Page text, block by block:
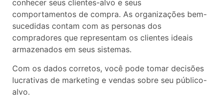
conhecer seus clientes-alvo e seus
comportamentos de compra. As organizações bem-
sucedidas contam com as personas dos
compradores que representam os clientes ideais
armazenados em seus sistemas.
Com os dados corretos, você pode tomar decisões
lucrativas de marketing e vendas sobre seu público-
alvo.